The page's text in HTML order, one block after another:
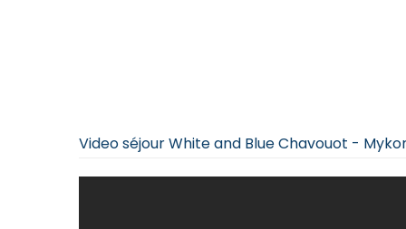
Video séjour White and Blue Chavouot -